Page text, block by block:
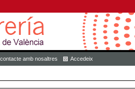
amb nosaltres Accedeix